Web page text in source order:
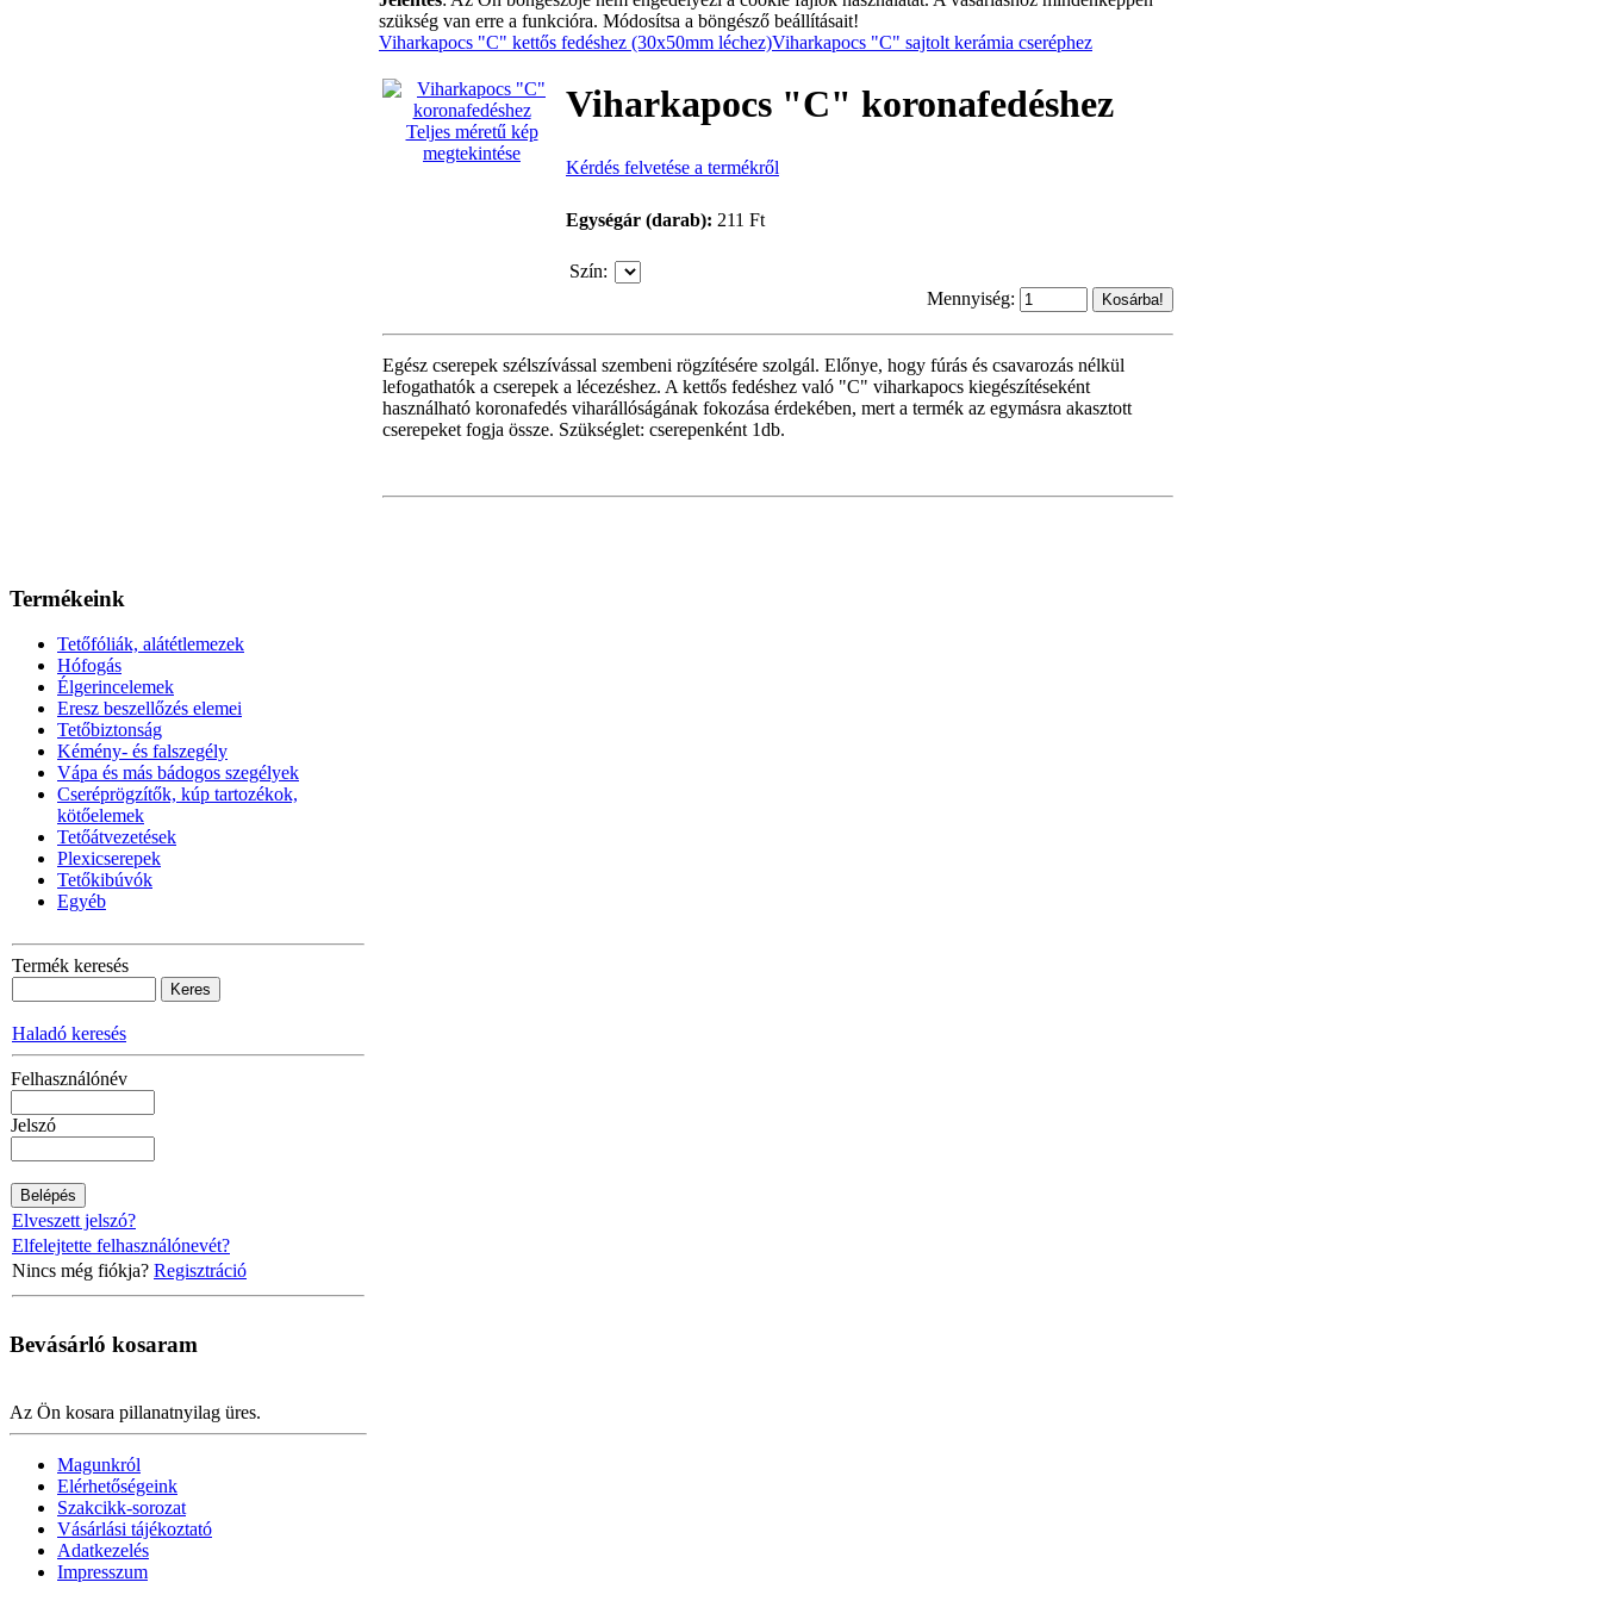
szükség van erre a funkcióra. Módosítsa a böngésző beállításait!
Viharkapocs "C" kettős fedéshez (30x50mm léchez)Viharkapocs "C" sajtolt kerámia cseréphez
Teljes méretű kép
megtekintése
Viharkapocs "C" koronafedéshez
Kérdés felvetése a termékről
Egységár (darab): 211 Ft
Szín:
Mennyiség:
Egész cserepek szélszívással szembeni rögzítésére szolgál. Előnye, hogy fúrás és csavarozás nélkül
lefogathatók a cserepek a lécezéshez. A kettős fedéshez való "C" viharkapocs kiegészítéseként
használható koronafedés viharállóságának fokozása érdekében, mert a termék az egymásra akasztott
cserepeket fogja össze. Szükséglet: cserepenként 1db.
Termékeink
Tetőfóliák, alátétlemezek
Hófogás
Élgerincelemek
Eresz beszellőzés elemei
Tetőbiztonság
Kémény- és falszegély
Vápa és más bádogos szegélyek
Cseréprögzítők, kúp tartozékok,
kötőelemek
Tetőátvezetések
Plexicserepek
Tetőkibúvók
Egyéb
Termék keresés
Haladó keresés
Felhasználónév
Jelszó
Elveszett jelszó?
Elfelejtette felhasználónevét?
Nincs még fiókja? Regisztráció
Bevásárló kosaram
Az Ön kosara pillanatnyilag üres.
Magunkról
Elérhetőségeink
Szakcikk-sorozat
Vásárlási tájékoztató
Adatkezelés
Impresszum